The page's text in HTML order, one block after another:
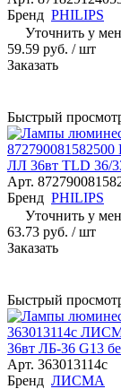
Бренд PHILIPS
Уточнить у
59.59 руб. / шт
Заказать
Быстрый
ЛЛ 36вт TLD 36/
Арт.
Бренд PHILIPS
Уточнить у
63.73 руб. / шт
Заказать
Быстрый
363013114с
36вт ЛБ-36 G13
Арт. 363013114с
Бренд ЛИСМА